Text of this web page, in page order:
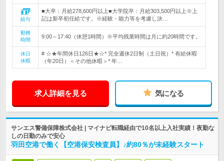
給与
■大卒：月給278,600円以上■大学院卒：月給303,500円以上※上
記は新卒初任給です。※経験・能力等を考慮し決…
勤務
時間
9:00～17:40（休憩1時間）※平均残業時間は月に約20時間です。
休日
休暇
# ☆★年間休日126日★☆* 完全週休2日制（土日祝）* 有給休暇
（年20日）＜その他休暇＞* 年…
求人詳細を見る 気になる
サンエス警備保障株式会社 | マイナビ転職経由で10名以上入社実績！夜勤な
しの日勤のみで安心
羽田空港で働く【空港保安検査員】♪約80％が未経験スタート